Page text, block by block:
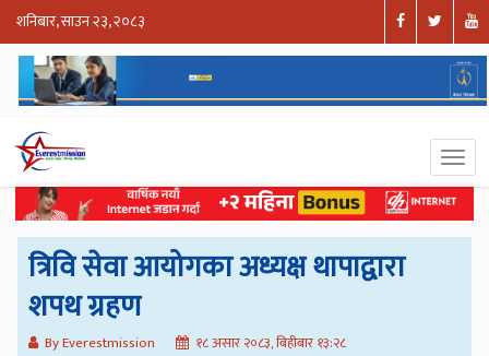
शनिबार, साउन २३, २०८३
त्रिवि सेवा आयोगका अध्यक्ष थापाद्वारा
शपथ ग्रहण
By Everestmission १८ असार २०८३, बिहीबार १३:२८